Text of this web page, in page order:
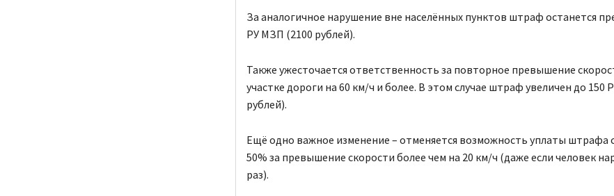
За аналогичное нарушение вне населённых пунктов штраф останется
РУ МЗП (2100 рублей).
Также ужесточается ответственность за повторное превышение
участке дороги на 60 км/ч и более. В этом случае штраф увеличен до 150
рублей).
Ещё одно важное изменение – отменяется возможность уплаты штрафа
50% за превышение скорости более чем на 20 км/ч (даже если человек
раз).